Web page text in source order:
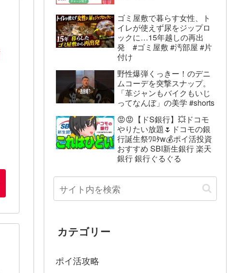
ゴミ屋敷で暮らす女性、ト
イレが使えず尿をジップロ
ックに…15年越しの再出
発 #ゴミ屋敷 #汚部屋 #片
付け
野性爆弾くっきー！のデニ
ムコーデを突撃スナップ。
「革ジャンもバイクもいじ
ってなんぼ」の美学 #shorts
😡😡【ドS銀行】💥ドコモ
やりたい放題🌷ドコモの銀
行誕生祭ﾜﾛﾀw💰ポイ活投資
おすすめ SBI新生銀行 楽天
銀行 銀行ぐるぐる
カテゴリー
ポイ活攻略